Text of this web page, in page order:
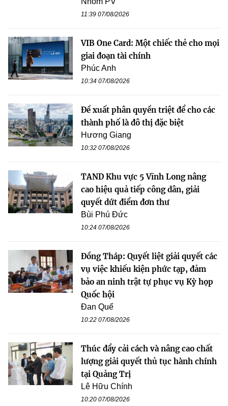
11:39 07/08/2026
VIB One Card: Một chiếc thẻ cho mọi
giai đoạn tài chính
Phúc Anh
10:34 07/08/2026
Đề xuất phân quyền triệt để cho các
thành phố là đô thị đặc biệt
Hương Giang
10:32 07/08/2026
TAND Khu vực 5 Vĩnh Long nâng
cao hiệu quả tiếp công dân, giải
quyết dứt điểm đơn thư
Bùi Phú Đức
10:24 07/08/2026
Đồng Tháp: Quyết liệt giải quyết các
vụ việc khiếu kiện phức tạp, đảm
bảo an ninh trật tự phục vụ Kỳ họp
Quốc hội
Đan Quế
10:22 07/08/2026
Thúc đẩy cải cách và nâng cao chất
lượng giải quyết thủ tục hành chính
tại Quảng Trị
Lê Hữu Chính
10:20 07/08/2026